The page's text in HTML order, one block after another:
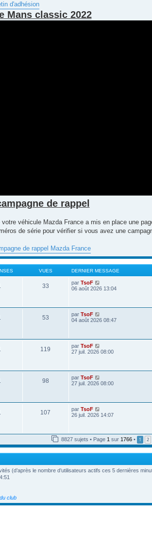
d'adhésion
Mans classic 2022
de rappel
véhicule Mazda France a mis en place une
de série pour vérifier si vous avez une
de rappel Mazda France
VUES DERNIER MESSAGE
33 par TsoF
o
d
e
i
r
s
a
g
06 août 2026 13:04
53 par TsoF
o
d
e
i
r
s
a
g
04 août 2026 08:47
119 par TsoF
o
d
e
i
r
s
s
a
27 juil. 2026 08:00
98 par TsoF
o
d
e
i
e
r
m
s
s
27 juil. 2026 08:00
107 par TsoF
o
e
d
e
r
i
e
s
26 juil. 2026 14:07
8827 sujets • Page 1 sur 1766 • 1 2
(d’après le nombre d’utilisateurs actifs ces 5 dernières
club